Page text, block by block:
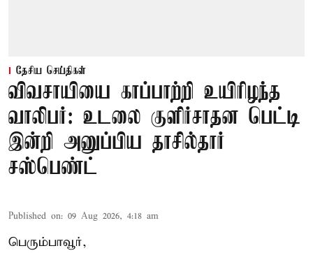
தேசிய செய்திகள்
விவசாயியை காப்பாற்றி உயிரிழந்த
வாலிபர்: உடலை குளிர்சாதன பெட்டி
இன்றி அனுப்பிய தாசில்தார்
சஸ்பெண்ட்
Published on: 09 Aug 2026, 4:18 am
பெரும்பாவூர்,